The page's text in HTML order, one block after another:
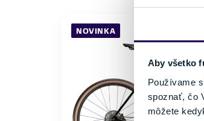
Aby všetko
Používame
spoznať, čo
môžete
NOVINKA